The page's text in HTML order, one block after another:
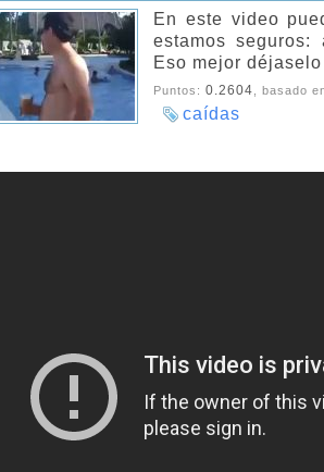
En este video
estamos
Eso mejor
Puntos: 0.2604 , basado
caídas